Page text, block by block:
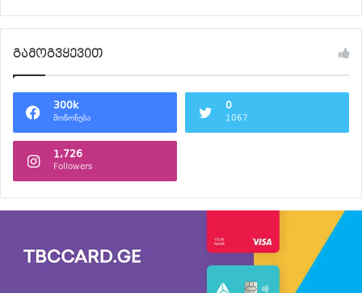
გამოგვყევით
300k
მოწონება
0
1067
1,726
Followers